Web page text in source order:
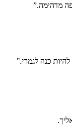
מדהימה.”
כנה לגמרי.”